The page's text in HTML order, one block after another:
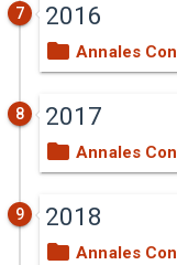
7 2016
Annales
8 2017
Annales
9 2018
Annales